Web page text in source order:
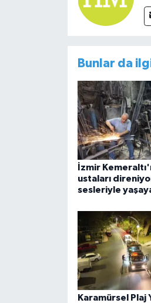
Bunlar da
İzmir
ustaları
sesleriyle
Karamürsel Plaj